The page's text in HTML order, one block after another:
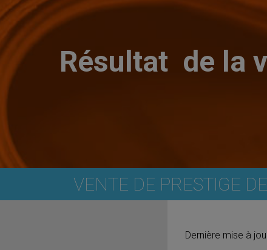
Résultat de la
VENTE DE PRESTIGE
Dernière mise à